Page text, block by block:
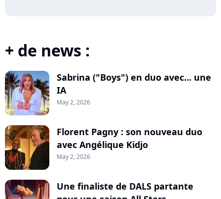
+ de news :
Sabrina ("Boys") en duo avec... une
IA
May 2, 2026
Florent Pagny : son nouveau duo
avec Angélique Kidjo
May 2, 2026
Une finaliste de DALS partante